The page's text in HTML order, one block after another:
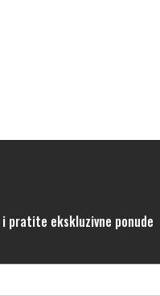
pratite ekskluzivne ponude